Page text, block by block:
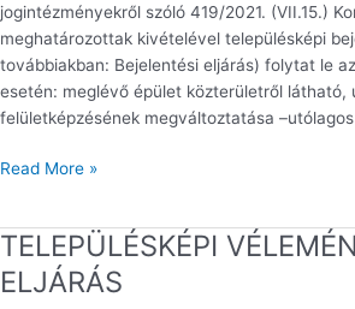
jogintézményekről szóló 419/2021. (VII.15.)
meghatározottak kivételével településképi
továbbiakban: Bejelentési eljárás) folytat le
esetén: meglévő épület közterületről látható,
felületképzésének megváltoztatása
Read More »
TELEPÜLÉSKÉPI
ELJÁRÁS
TELEPÜLÉSKÉPI
VÉLEMÉNYEZÉSI
ELJÁRÁS